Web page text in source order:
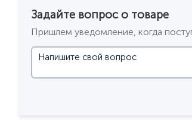
Задайте вопрос о товаре
Пришлем уведомление, когда